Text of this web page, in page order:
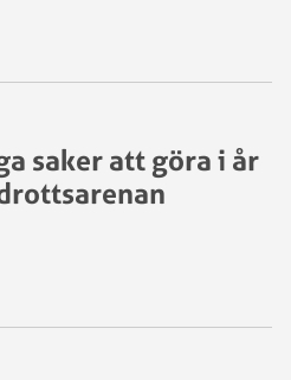
saker att göra i år